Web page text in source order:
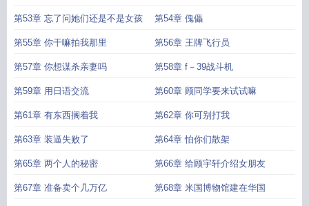
第53章 忘了问她们还是不是女孩 第54章 傀儡
第55章 你干嘛拍我那里 第56章 王牌飞行员
第57章 你想谋杀亲妻吗 第58章 f－39战斗机
第59章 用日语交流 第60章 顾同学要来试试嘛
第61章 有东西搁着我 第62章 你可别打我
第63章 装逼失败了 第64章 怕你们散架
第65章 两个人的秘密 第66章 给顾宇轩介绍女朋友
第67章 准备卖个几万亿 第68章 米国博物馆建在华国